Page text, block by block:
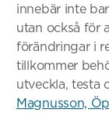
innebär inte
utan också för
förändringar i
tillkommer
utveckla, testa
Magnusson,